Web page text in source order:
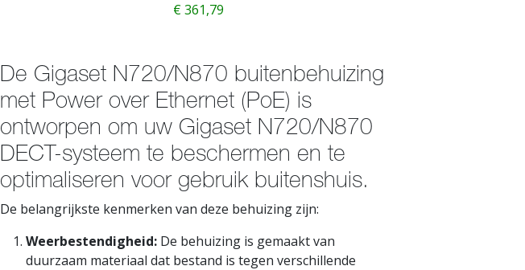
€361,79
De Gigaset N720/N870 buitenbehuizing
met Power over Ethernet (PoE) is
ontworpen om uw Gigaset N720/N870
DECT-systeem te beschermen en te
optimaliseren voor gebruik buitenshuis.
De belangrijkste kenmerken van deze behuizing zijn:
Weerbestendigheid: De behuizing is gemaakt van
duurzaam materiaal dat bestand is tegen verschillende